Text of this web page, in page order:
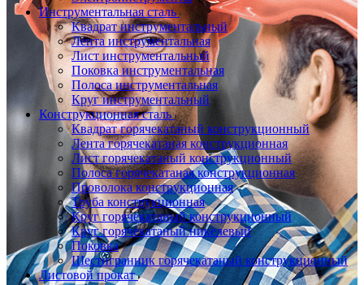
Инструментальная сталь
Квадрат инструментальный
Лента инструментальная
Лист инструментальный
Поковка инструментальная
Полоса инструментальная
Круг инструментальный
Конструкционная сталь
Квадрат горячекатаный конструкционный
Лента горячекатаная конструкционная
Лист горячекатаный конструкционный
Полоса горячекатаная конструкционная
Проволока конструкционная
Труба конструкционная
Круг горячекатаный конструкционный
Круг горячекатаный никелевый
Поковка
Шестигранник горячекатаный конструкционный
Листовой прокат